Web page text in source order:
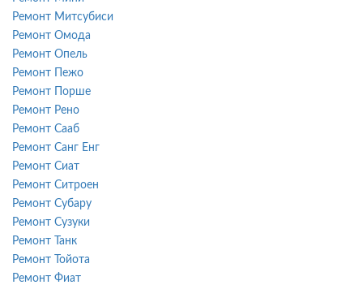
Ремонт Митсубиси
Ремонт Омода
Ремонт Опель
Ремонт Пежо
Ремонт Порше
Ремонт Рено
Ремонт Сааб
Ремонт Санг Енг
Ремонт Сиат
Ремонт Ситроен
Ремонт Субару
Ремонт Сузуки
Ремонт Танк
Ремонт Тойота
Ремонт Фиат